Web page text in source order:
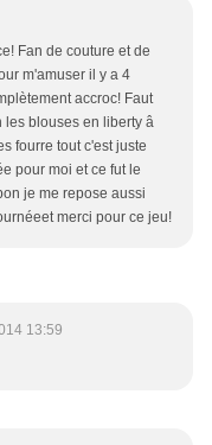
Fan de couture et de
m'amuser il y a 4
accroc! Faut
les blouses en liberty â
fourre tout c'est juste
pour moi et ce fut le
je me repose aussi
merci pour ce jeu!
13:59